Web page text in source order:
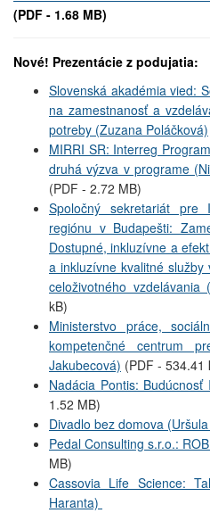
(PDF - 1.68 MB)
Nové! Prezentácie z podujatia:
Slovenská akadémia vied:
na zamestnanosť a
potreby (Zuzana Poláčková)
MIRRI SR: Interreg
druhá výzva v programe
(PDF - 2.72 MB)
Spoločný sekretariát pre
regiónu v Budapešti:
Dostupné, inkluzívne a
a inkluzívne kvalitné
celoživotného vzdelávania
kB)
Ministerstvo práce,
kompetenčné centrum
Jakubecová) (PDF - 534.41
Nadácia Pontis:
1.52 MB)
Divadlo bez domova
Pedal Consulting s.r.o.:
MB)
Cassovia Life Science:
Haranta)